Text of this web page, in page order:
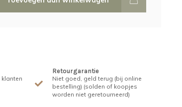
klanten
Retourgarantie
Niet goed, geld terug (bij online
bestelling) (solden of koopjes
worden niet geretourneerd)